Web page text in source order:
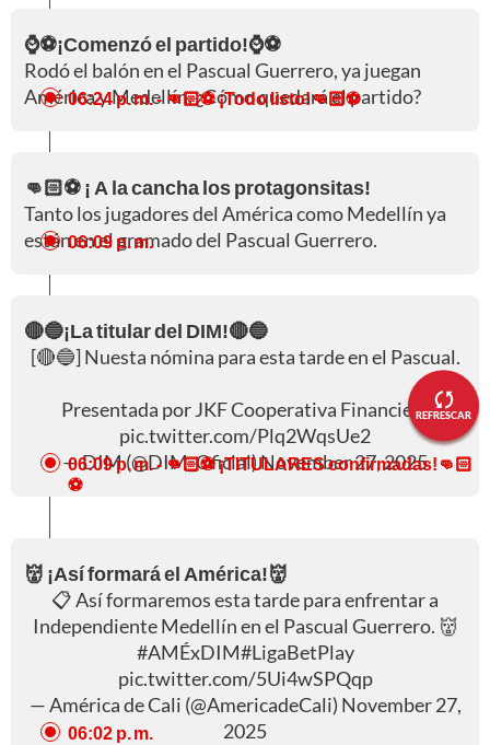
REFRESCAR
⌚⚽¡Comenzó el partido!⌚⚽
Rodó el balón en el Pascual Guerrero, ya juegan
América y Medellín. ¿Cómo quedará el partido?
06:24 p. m.- 👊🏻⚽ ¡Todo listo!👊🏻⚽
👊🏻⚽ ¡ A la cancha los protagonsitas!
Tanto los jugadores del América como Medellín ya
están en el gramado del Pascual Guerrero.
06:09 p. m.
🔴🔵¡La titular del DIM!🔴🔵
[🔴🔵] Nuesta nómina para esta tarde en el Pascual.
Presentada por JKF Cooperativa Financiera
pic.twitter.com/Plq2WqsUe2
— DIM (@DIM_Oficial)November 27, 2025
06:09 p. m.- 👊🏻⚽ ¡TITULARES confirmadas!👊🏻
⚽
👹 ¡Así formará el América!👹
📋 Así formaremos esta tarde para enfrentar a
Independiente Medellín en el Pascual Guerrero. 👹
#AMÉxDIM#LigaBetPlay
pic.twitter.com/5Ui4wSPQqp
— América de Cali (@AmericadeCali) November 27,
2025
06:02 p. m.